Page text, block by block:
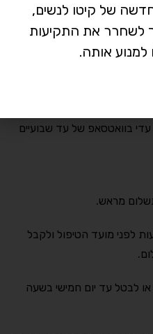
8:00-14:30
עדי בוואטסאפ של עד שבועיים
מראש.
לדחות/לבטל טיפול עד 24 שעות לפני מועד הטיפול ולקבל
או לבטל עד יום חמישי בשעה
של קיטו לנשים,
לשחרר את התקיעות
למנוע אותה.